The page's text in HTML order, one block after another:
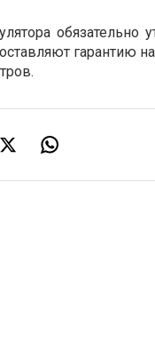
обязательно
гарантию